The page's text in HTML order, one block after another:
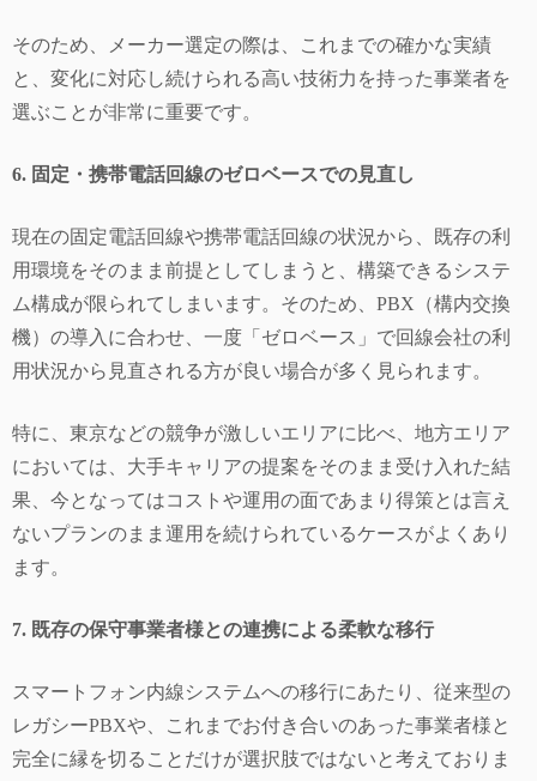
そのため、メーカー選定の際は、これまでの確かな実績
と、変化に対応し続けられる高い技術力を持った事業者を
選ぶことが非常に重要です。
6. 固定・携帯電話回線のゼロベースでの見直し
現在の固定電話回線や携帯電話回線の状況から、既存の利
用環境をそのまま前提としてしまうと、構築できるシステ
ム構成が限られてしまいます。そのため、PBX（構内交換
機）の導入に合わせ、一度「ゼロベース」で回線会社の利
用状況から見直される方が良い場合が多く見られます。
特に、東京などの競争が激しいエリアに比べ、地方エリア
においては、大手キャリアの提案をそのまま受け入れた結
果、今となってはコストや運用の面であまり得策とは言え
ないプランのまま運用を続けられているケースがよくあり
ます。
7. 既存の保守事業者様との連携による柔軟な移行
スマートフォン内線システムへの移行にあたり、従来型の
レガシーPBXや、これまでお付き合いのあった事業者様と
完全に縁を切ることだけが選択肢ではないと考えておりま